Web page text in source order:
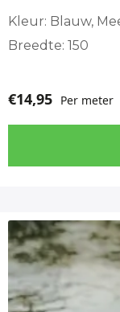
Kleur: Blauw,
Breedte: 150
€14,95 Per meter